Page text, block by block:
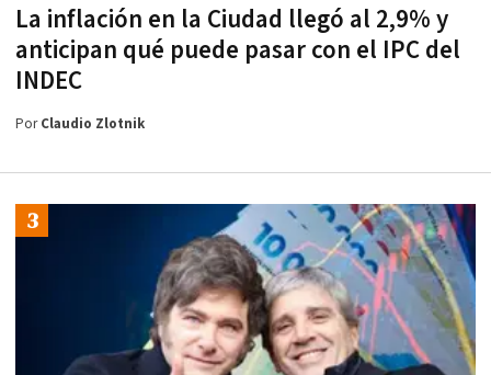
La inflación en la Ciudad llegó al 2,9% y
anticipan qué puede pasar con el IPC del
INDEC
PorClaudio Zlotnik